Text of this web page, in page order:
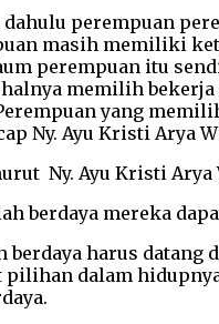
perempuan
masih memiliki
perempuan itu
memilih
yang
Ny. Ayu Kristi Arya
Ny. Ayu Kristi
berdaya mereka
berdaya harus
pilihan dalam